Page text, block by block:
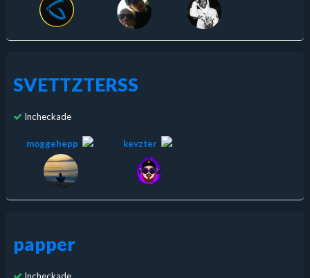
SVETTZTERSS
Incheckade
moggehepp kevzter
papper